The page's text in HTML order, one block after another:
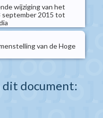
wijziging van het
september 2015 tot
van de Hoge
dit document: